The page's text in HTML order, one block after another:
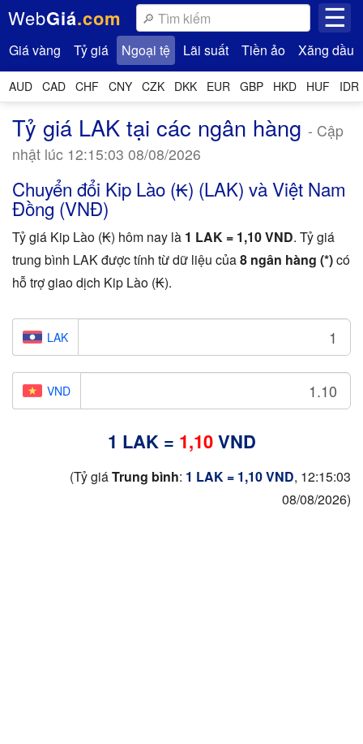
WebGiá.com ☰
Giá vàng Tỷ giá Ngoại tệ Lãi suất Tiền ảo Xăng dầu
AUD CAD CHF CNY CZK DKK EUR GBP HKD HUF IDR
Tỷ giá LAK tại các ngân hàng - Cập
nhật lúc 12:15:03 08/08/2026
Chuyển đổi Kip Lào (₭) (LAK) và Việt Nam
Đồng (VNĐ)
Tỷ giá Kip Lào (₭) hôm nay là 1 LAK = 1,10 VND. Tỷ giá
trung bình LAK được tính từ dữ liệu của8 ngân hàng (*)có
hỗ trợ giao dịch Kip Lào (₭).
LAK
VND
1 LAK = 1,10VND
(Tỷ giáTrung bình: 1 LAK = 1,10 VND, 12:15:03
08/08/2026)